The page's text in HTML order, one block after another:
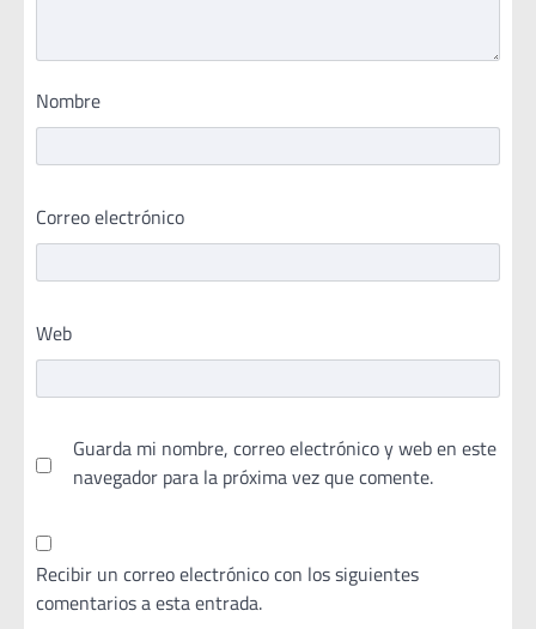
Nombre
Correo electrónico
Web
Guarda mi nombre, correo electrónico y web en este
navegador para la próxima vez que comente.
Recibir un correo electrónico con los siguientes
comentarios a esta entrada.